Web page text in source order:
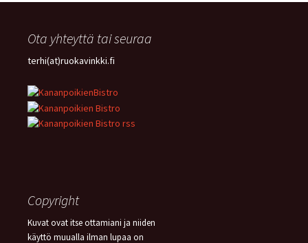
Ota yhteyttä tai seuraa
terhi(at)ruokavinkki.fi
Copyright
Kuvat ovat itse ottamiani ja niiden
käyttö muualla ilman lupaa on